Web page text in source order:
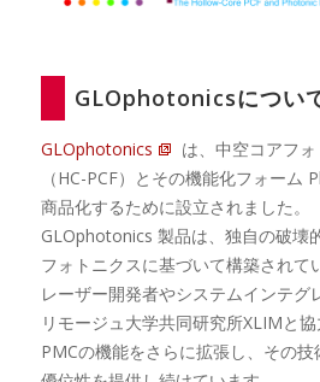
GLOphotonicsについ
GLOphotonics
は、中空コアフ
（HC-PCF）とその機能化フォー
商品化するために設立されました。
GLOphotonics 製品は、独自の破壊
フォトニクスに基づいて構築されて
レーザー開発者やシステムインテグ
リモージュ大学共同研究所XLIMと
PMCの機能をさらに拡張し、その